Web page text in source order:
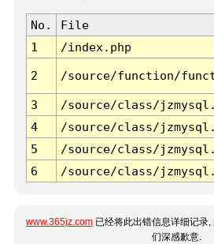
No. File
1
/index.php
2 /source/function/
3 /source/class/
4
/source/class/
5
/source/class/
6
/source/class/
www.365jz.com 已经将此出错信息详细记录
们深感歉意.